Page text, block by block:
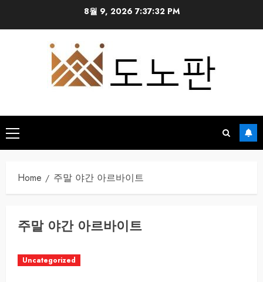
8월 9, 2026 7:37:32 PM
Primary
Menu
Home 주말 야간 아르바이트
주말 야간 아르바이트
Uncategorized